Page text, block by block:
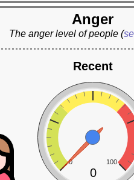
Anger
The anger level of people(
Recent
0 100
0